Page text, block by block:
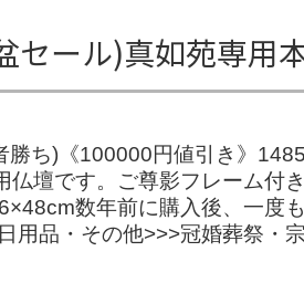
セール)真如苑専用
勝ち)《100000円値引き》
仏壇です。ご尊影フレーム付
数年前に購入後、一度
用品・その他>>>冠婚葬祭・